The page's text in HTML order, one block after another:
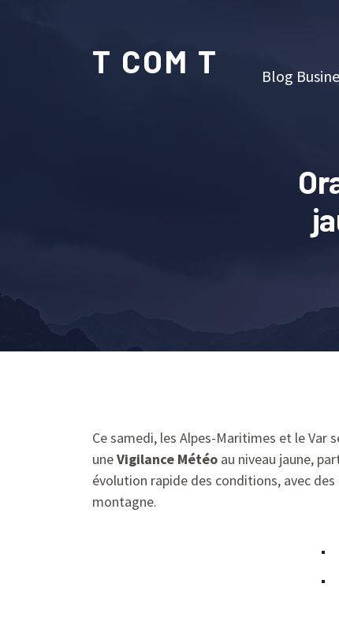
T COM T Blog
Ce samedi, les Alpes-Maritimes et le Var
uneVigilance Météo au niveau jaune,
évolution rapide des conditions, avec
montagne.